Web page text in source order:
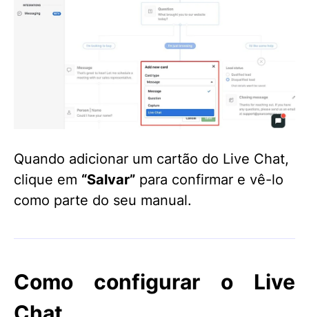
Quando adicionar um cartão do Live Chat,
clique em “Salvar” para confirmar e vê-lo
como parte do seu manual.
Como configurar o Live